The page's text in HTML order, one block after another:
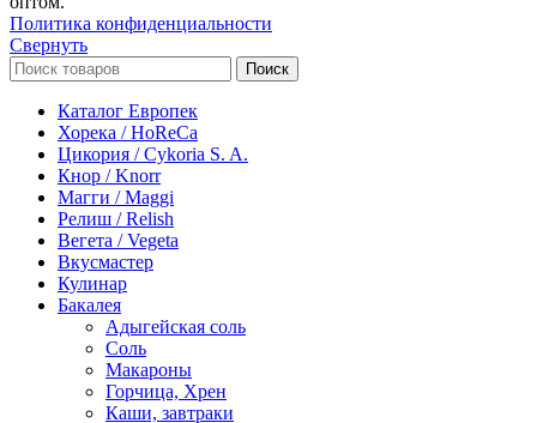
Политика конфиденциальности
Свернуть
Поиск
Каталог Европек
Хорека / HoReCa
Цикория / Cykoria S. A.
Кнор / Knorr
Магги / Maggi
Релиш / Relish
Вегета / Vegeta
Вкусмастер
Кулинар
Бакалея
Адыгейская соль
Соль
Макароны
Горчица, Хрен
Каши, завтраки